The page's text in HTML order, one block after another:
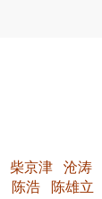
柴京津 沧涛
陈浩 陈雄立